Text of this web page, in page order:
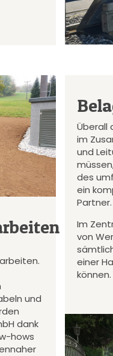
und
dank
hows
Überall
im
und
des
ein
Partner.
Im
von
einer
können.